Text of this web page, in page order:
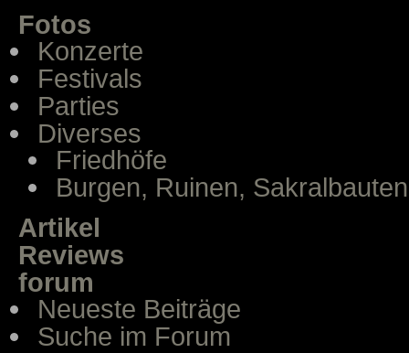
Fotos
Konzerte
Festivals
Parties
Diverses
Friedhöfe
Burgen, Ruinen, Sakralbauten
Artikel
Reviews
forum
Neueste Beiträge
Suche im Forum